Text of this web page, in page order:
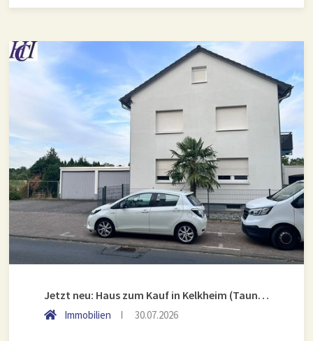
Jetzt neu: Haus zum Kauf in Kelkheim (Taunus)
Immobilien 30.07.2026